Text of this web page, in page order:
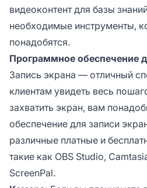
видеоконтент для базы
необходимые инструменты,
понадобятся.
Программное обеспечение
Запись экрана — отличный
клиентам увидеть весь
захватить экран, вам
обеспечение для записи
различные платные и
такие как OBS Studio,
ScreenPal.